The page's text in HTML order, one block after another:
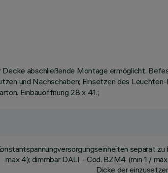
abschließende Montage ermöglicht.
und Nachschaben; Einsetzen des
Einbauöffnung 28 x 41.;
separat
max 4); dimmbar DALI - Cod. BZM4 (min 1 /
Dicke der